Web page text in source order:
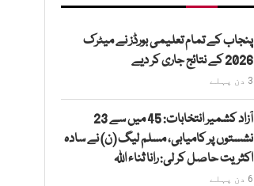
پنجاب کے تمام تعلیمی بورڈز نے میٹرک
2026 کے نتائج جاری کر دیے
3 دن پہلے
آزاد کشمیر انتخابات: 45 میں سے 23
نشستوں پر کامیابی، مسلم لیگ (ن) نے سادہ
اکثریت حاصل کر لی: رانا ثناء اللہ
6 دن پہلے